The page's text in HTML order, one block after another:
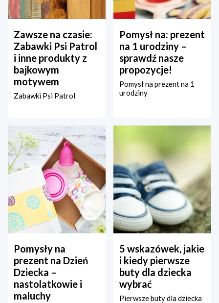
Zawsze na czasie:
Zabawki Psi Patrol
i inne produkty z
bajkowym
motywem
Zabawki Psi Patrol
Pomysł na: prezent
na 1 urodziny –
sprawdź nasze
propozycje!
Pomysł na prezent na 1
urodziny
Pomysły na
prezent na Dzień
Dziecka –
nastolatkowie i
maluchy
5 wskazówek, jakie
i kiedy pierwsze
buty dla dziecka
wybrać
Pierwsze buty dla dziecka